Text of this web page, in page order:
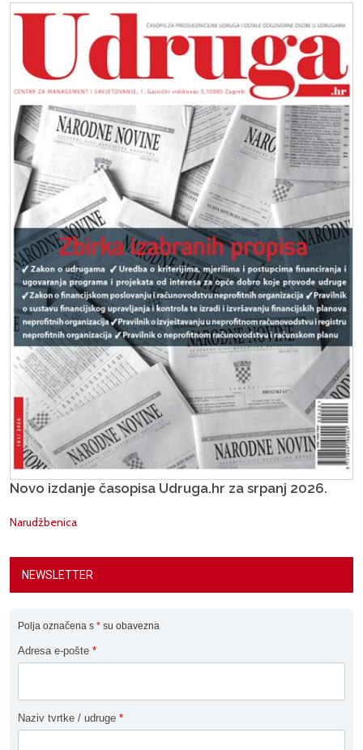
Novo izdanje časopisa Udruga.hr za srpanj 2026.
Narudžbenica
NEWSLETTER
Polja označena s * su obavezna
Adresa e-pošte *
Naziv tvrtke / udruge *